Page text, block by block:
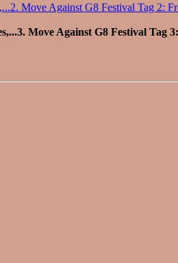
2. Move Against G8 Festival Tag 2:
3. Move Against G8 Festival Tag